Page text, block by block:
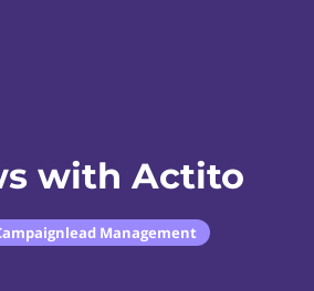
with Actito
Management